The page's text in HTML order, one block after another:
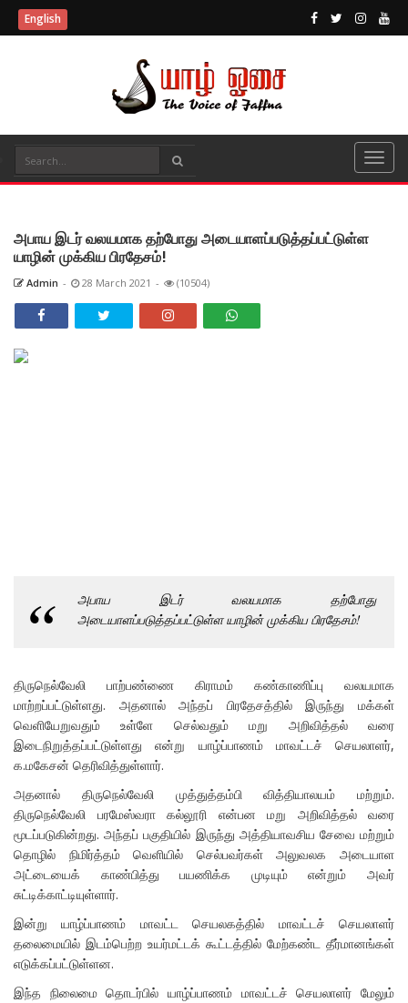
English
அபாய இடர் வலயமாக தற்போது அடையாளப்படுத்தப்பட்டுள்ள
யாழின் முக்கிய பிரதேசம்!
Admin - 28 March 2021 - (10504)
அபாய இடர் வலயமாக தற்போது
அடையாளப்படுத்தப்பட்டுள்ள யாழின் முக்கிய பிரதேசம்!
திருநெல்வேலி பாற்பண்ணை கிராமம் கண்காணிப்பு வலயமாக
மாற்றப்பட்டுள்ளது. அதனால் அந்தப் பிரதேசத்தில் இருந்து மக்கள்
வெளியேறுவதும் உள்ளே செல்வதும் மறு அறிவித்தல் வரை
இடைநிறுத்தப்பட்டுள்ளது என்று யாழ்ப்பாணம் மாவட்டச் செயலாளர்,
க.மகேசன் தெரிவித்துள்ளார்.
அதனால் திருநெல்வேலி முத்துத்தம்பி வித்தியாலயம் மற்றும்.
திருநெல்வேலி பரமேஸ்வரா கல்லூரி என்பன மறு அறிவித்தல் வரை
மூடப்படுகின்றது. அந்தப் பகுதியில் இருந்து அத்தியாவசிய சேவை மற்றும்
தொழில் நிமிர்த்தம் வெளியில் செல்பவர்கள் அலுவலக அடையாள
அட்டையைக் காண்பித்து பயணிக்க முடியும் என்றும் அவர்
சுட்டிக்காட்டியுள்ளார்.
இன்று யாழ்ப்பாணம் மாவட்ட செயலகத்தில் மாவட்டச் செயலாளர்
தலைமையில் இடம்பெற்ற உயர்மட்டக் கூட்டத்தில் மேற்கண்ட தீர்மானங்கள்
எடுக்கப்பட்டுள்ளன.
இந்த நிலைமை தொடர்பில் யாழ்ப்பாணம் மாவட்டச் செயலாளர் மேலும்